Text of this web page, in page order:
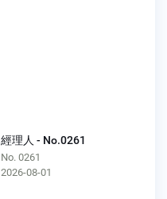
經理人 - No.0261
No. 0261
2026-08-01